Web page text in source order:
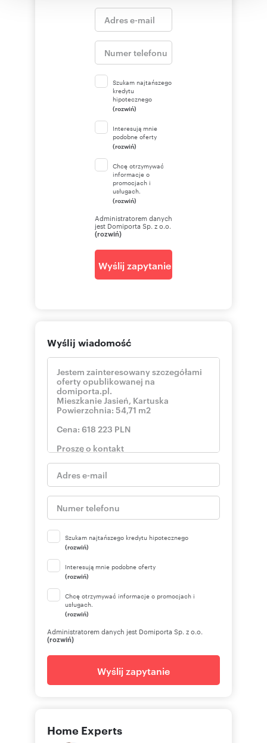
Numer oferty: HEX772818
Osoba odpowiedzialna zawodowo: Jacek
Szukam najtańszego
kredytu
hipotecznego
(rozwiń)
Interesują mnie
podobne oferty
(rozwiń)
Chcę otrzymywać
informacje o
promocjach i
usługach.
(rozwiń)
Administratorem danych
jest Domiporta Sp. z o.o.
(rozwiń)
Wyślij zapytanie
Wyślij wiadomość
Szukam najtańszego kredytu hipotecznego
(rozwiń)
Interesują mnie podobne oferty
(rozwiń)
Chcę otrzymywać informacje o promocjach i
usługach.
(rozwiń)
Administratorem danych jest Domiporta Sp. z o.o.
(rozwiń)
Wyślij zapytanie
Home Experts